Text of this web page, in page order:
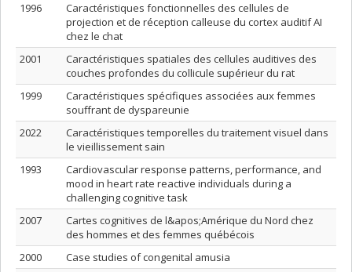
1996
Caractéristiques fonctionnelles des cellules de
projection et de réception calleuse du cortex auditif AI
chez le chat
2001
Caractéristiques spatiales des cellules auditives des
couches profondes du collicule supérieur du rat
1999
Caractéristiques spécifiques associées aux femmes
souffrant de dyspareunie
2022
Caractéristiques temporelles du traitement visuel dans
le vieillissement sain
1993
Cardiovascular response patterns, performance, and
mood in heart rate reactive individuals during a
challenging cognitive task
2007
Cartes cognitives de l&apos;Amérique du Nord chez
des hommes et des femmes québécois
2000
Case studies of congenital amusia